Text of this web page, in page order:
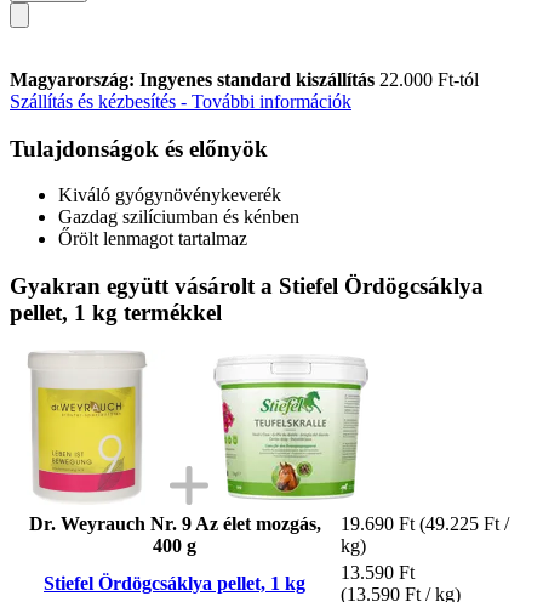
Magyarország: Ingyenes standard kiszállítás 22.000 Ft-tól
Szállítás és kézbesítés - További információk
Tulajdonságok és előnyök
Kiváló gyógynövénykeverék
Gazdag szilíciumban és kénben
Őrölt lenmagot tartalmaz
Gyakran együtt vásárolt a Stiefel Ördögcsáklya
pellet, 1 kg termékkel
Dr. Weyrauch Nr. 9 Az élet mozgás,
400 g
19.690 Ft (49.225 Ft /
kg)
Stiefel Ördögcsáklya pellet, 1 kg
13.590 Ft
(13.590 Ft / kg)